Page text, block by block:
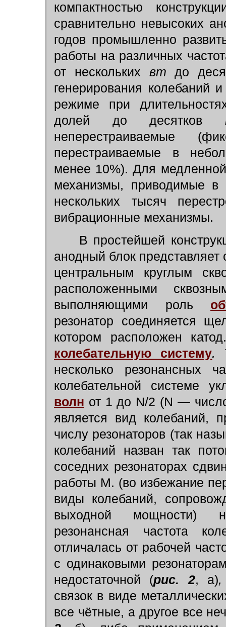
компактностью
сравнительно невысоких
годов промышленно
работы на различных
от нескольких втдо
генерирования колебаний
режиме при
долей до десятков
неперестраиваемые
перестраиваемые в
менее 10%). Для
механизмы, приводимые
нескольких тысяч
вибрационные механизмы.
В простейшей
анодный блок
центральным круглым
расположенными
выполняющими роль
резонатор соединяется
котором расположен
колебательную систему.
несколько резонансных
колебательной системе
волн от 1 до N/2 (N —
является вид колебаний,
числу резонаторов (так
колебаний назван так
соседних резонаторах
работы М. (во избежание
виды колебаний,
выходной мощности)
резонансная частота
отличалась от рабочей
с одинаковыми
недостаточной (рис. 2, а),
связок в виде
все чётные, а другое все